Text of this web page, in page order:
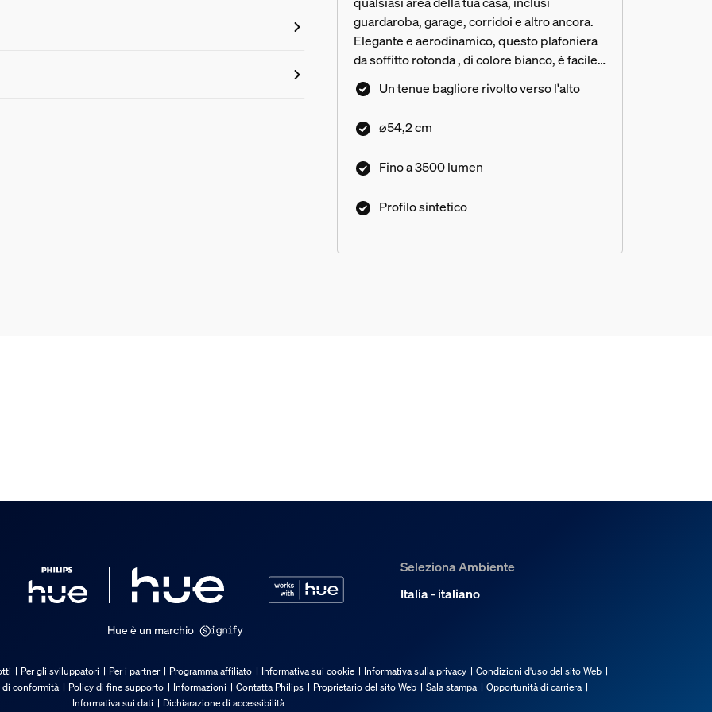
guardaroba, garage, corridoi e altro ancora.
Elegante e aerodinamico, questo plafoniera
da soffitto rotonda , di colore bianco, è facile
da installare e si adatta ovunque.
Un tenue bagliore rivolto verso l'alto
⌀54,2 cm
Fino a 3500 lumen
Profilo sintetico
Seleziona Ambiente
Italia - italiano
Hue è un marchio
Per gli sviluppatori Per i partner Programma affiliato Informativa sui cookie Informativa sulla privacy
Condizioni d'uso del sito Web
di conformità Policy di fine supporto Informazioni Contatta Philips Proprietario del sito Web Sala stampa
Opportunità di carriera
Informativa sui dati
Dichiarazione di accessibilità